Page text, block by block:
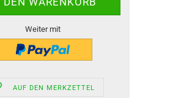
Weiter mit
AUF DEN MERKZETTEL